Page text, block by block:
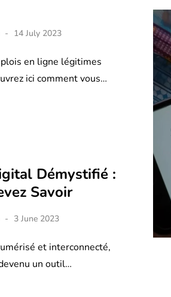
14 July 2023
en ligne légitimes
ici comment vous…
Démystifié :
Savoir
3 June 2023
et interconnecté,
un outil…